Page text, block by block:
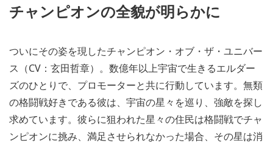
チャンピオンの全貌が明らかに
ついにその姿を現したチャンピオン・オブ・ザ・ユニバー
ス（CV：玄田哲章）。数億年以上宇宙で生きるエルダー
ズのひとりで、プロモーターと共に行動しています。無類
の格闘戦好きである彼は、宇宙の星々を巡り、強敵を探し
求めています。彼らに狙われた星々の住民は格闘戦でチャ
ンピオンに挑み、満足させられなかった場合、その星は消